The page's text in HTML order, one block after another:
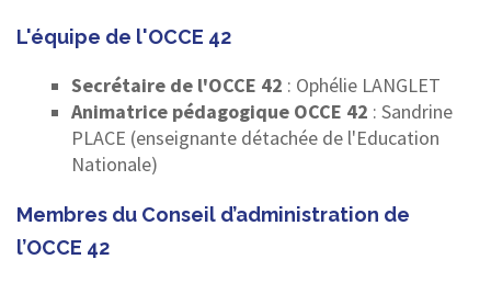
L'équipe de l'OCCE 42
Secrétaire de l'OCCE 42 : Ophélie LANGLET
Animatrice pédagogique OCCE 42 : Sandrine
PLACE (enseignante détachée de l'Education
Nationale)
Membres du Conseil d’administration de
l’OCCE 42